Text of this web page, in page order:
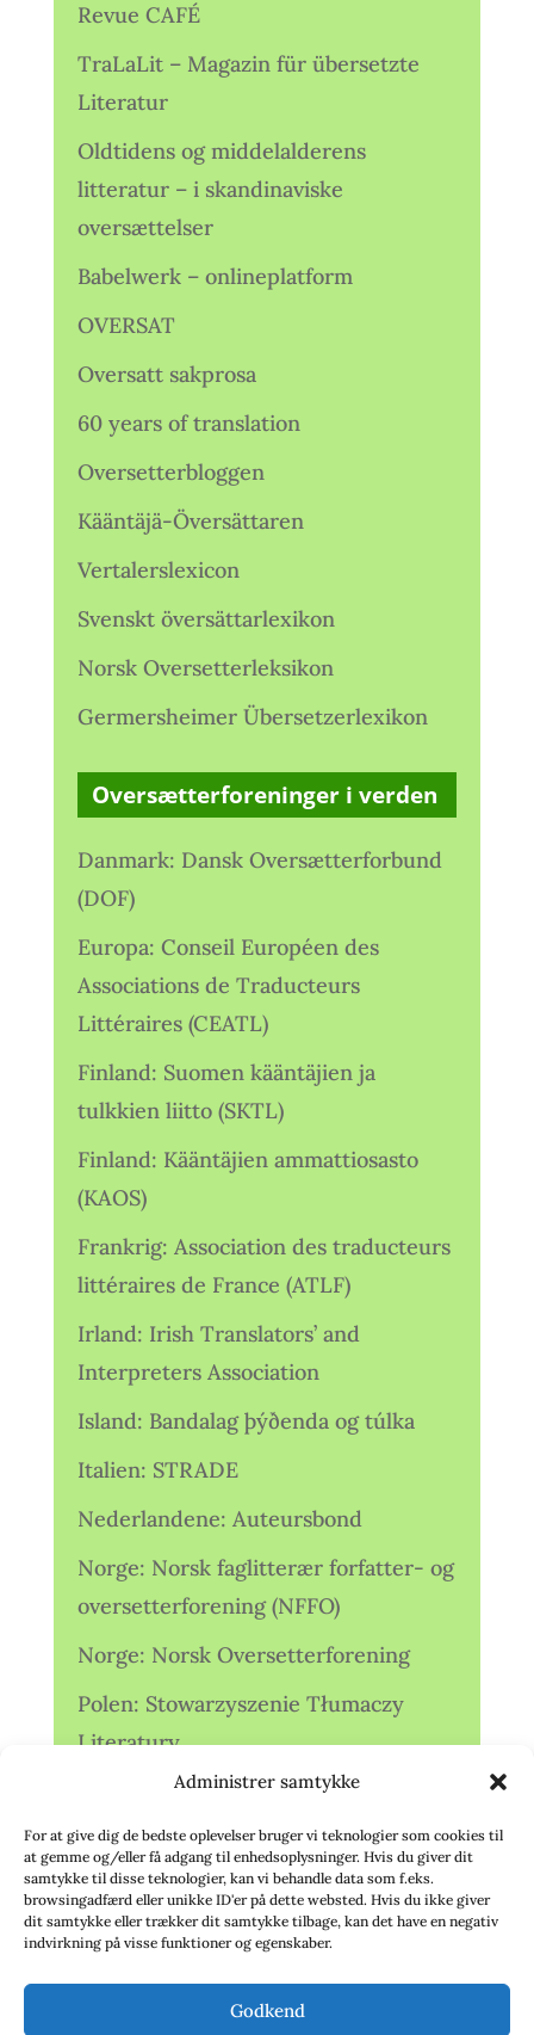
Administrer samtykke
For at give dig de bedste oplevelser bruger vi teknologier som cookies til
at gemme og/eller få adgang til enhedsoplysninger. Hvis du giver dit
samtykke til disse teknologier, kan vi behandle data som f.eks.
browsingadfærd eller unikke ID'er på dette websted. Hvis du ikke giver
dit samtykke eller trækker dit samtykke tilbage, kan det have en negativ
indvirkning på visse funktioner og egenskaber.
Godkend
Revue CAFÉ
TraLaLit – Magazin für übersetzte
Literatur
Oldtidens og middelalderens
litteratur – i skandinaviske
oversættelser
Babelwerk – onlineplatform
OVERSAT
Oversatt sakprosa
60 years of translation
Oversetterbloggen
Kääntäjä-Översättaren
Vertalerslexicon
Svenskt översättarlexikon
Norsk Oversetterleksikon
Germersheimer Übersetzerlexikon
Oversætterforeninger i verden
Danmark: Dansk Oversætterforbund
(DOF)
Europa: Conseil Européen des
Associations de Traducteurs
Littéraires (CEATL)
Finland: Suomen kääntäjien ja
tulkkien liitto (SKTL)
Finland: Kääntäjien ammattiosasto
(KAOS)
Frankrig: Association des traducteurs
littéraires de France (ATLF)
Irland: Irish Translators’ and
Interpreters Association
Island: Bandalag þýðenda og túlka
Italien: STRADE
Nederlandene: Auteursbond
Norge: Norsk faglitterær forfatter- og
oversetterforening (NFFO)
Norge: Norsk Oversetterforening
Polen: Stowarzyszenie Tłumaczy
Literatury
Storbritannien: Translators
Association (TA)
Sverige: Översättarsektionen (Ö.)
Sverige: Översättarcentrum (ÖC)
deutschsprachiger Übersetzer (VdÜ)